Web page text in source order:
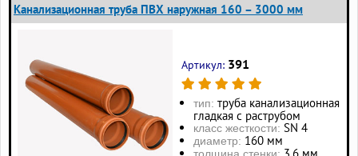
Канализационная труба ПВХ наружная 160 – 3000 мм
Артикул: 391
тип: труба канализационная
гладкая с раструбом
класс жесткости: SN 4
диаметр: 160 мм